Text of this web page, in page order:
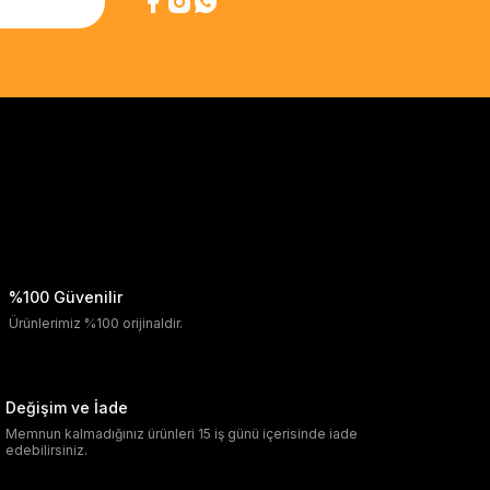
%100 Güvenilir
Ürünlerimiz %100 orijinaldir.
Değişim ve İade
Memnun kalmadığınız ürünleri 15 iş günü içerisinde iade
edebilirsiniz.